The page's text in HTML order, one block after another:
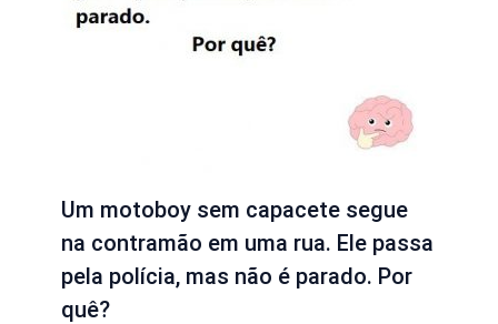
Um motoboy sem capacete segue
na contramão em uma rua. Ele passa
pela polícia, mas não é parado. Por
quê?